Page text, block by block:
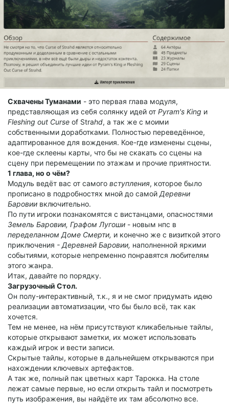
Схвачены Туманами - это первая глава модуля,
представляющая из себя солянку идей от Pyram's King и
Fleshing out Curse of Strahd, а так же с моими
собственными доработками. Полностью переведённое,
адаптированное для вождения. Кое-где изменены сцены,
кое-где склеены карты, что бы не скакать со сцены на
сцену при перемещении по этажам и прочие приятности.
1 глава, но о чём?
Модуль ведёт вас от самого вступления, которое было
прописано в подробностях мной до самой Деревни
Баровии включительно.
По пути игроки познакомятся с вистанцами, опасностями
Земель Баровии, Графом Лугоши - новым нпс в
переделанном Доме Смерти, и конечно же с визиткой этого
приключения - Деревней Баровии, наполненной яркими
событиями, которые непременно понравятся любителям
этого жанра.
Итак, давайте по порядку.
Загрузочный Стол.
Он полу-интерактивный, т.к., я и не смог придумать идею
реализации автоматизации, что бы было всё, так как
хочется.
Тем не менее, на нём присутствуют кликабельные тайлы,
которые открывают заметки, их может использовать
каждый игрок и вести записи.
Скрытые тайлы, которые в дальнейшем открываются при
нахождении ключевых артефактов.
А так же, полный пак цветных карт Тарокка. На столе
лежат самые первые, но если открыть тайл и посмотреть
путь изображения, вы найдёте их там абсолютно все.